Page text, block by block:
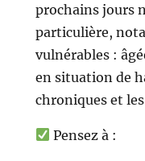
prochains jours
particulière,
vulnérables :
en situation de
chroniques et
Pensez à :